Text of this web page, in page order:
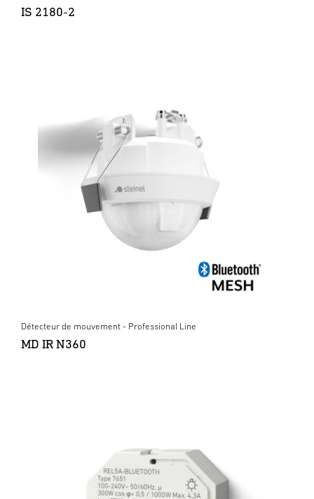
IS 2180-2
Détecteur de mouvement - Professional Line
MD IR N360